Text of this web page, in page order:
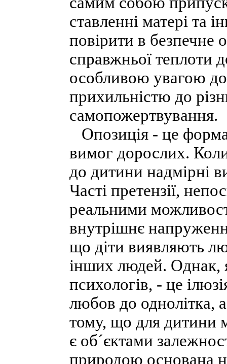
ставленні матері та
повірити в безпечне
справжньої теплоти
особливою увагою до
прихильністю до
самопожертвування.
Опозиція - це
вимог дорослих.
до дитини надмірні
Часті претензії,
реальними
внутрішнє
що діти виявляють
інших людей. Однак,
психологів, - це
любов до однолітка,
тому, що для дитини
є об´єктами
природою основана